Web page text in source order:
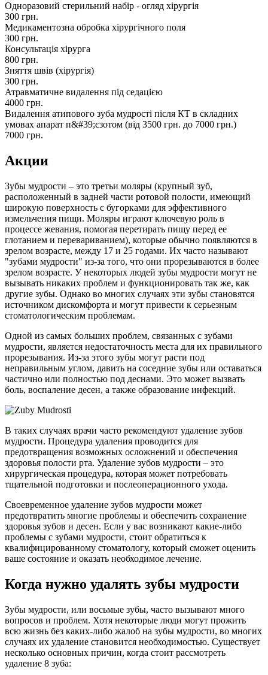
Одноразовий стерильний набір - огляд хірургія
300 грн.
Медикаментозна обробка хірургічного поля
300 грн.
Консультація хірурга
800 грн.
Зняття швів (хірургія)
300 грн.
Атравматичне видалення під седацією
4000 грн.
Видалення атипового зуба мудрості після КТ в складних
умовах апарат п&#39;єзотом (від 3500 грн. до 7000 грн.)
7000 грн.
Акции
Зубы мудрости – это третьи моляры (крупный зуб,
расположенный в задней части ротовой полости, имеющий
широкую поверхность с бугорками для эффективного
измельчения пищи. Моляры играют ключевую роль в
процессе жевания, помогая перетирать пищу перед ее
глотанием и перевариванием), которые обычно появляются в
зрелом возрасте, между 17 и 25 годами. Их часто называют
"зубами мудрости" из-за того, что они прорезываются в более
зрелом возрасте. У некоторых людей зубы мудрости могут не
вызывать никаких проблем и функционировать так же, как
другие зубы. Однако во многих случаях эти зубы становятся
источником дискомфорта и могут привести к серьезным
стоматологическим проблемам.
Одной из самых больших проблем, связанных с зубами
мудрости, является недостаточность места для их правильного
прорезывания. Из-за этого зубы могут расти под
неправильным углом, давить на соседние зубы или оставаться
частично или полностью под деснами. Это может вызвать
боль, воспаление десен, а также образование инфекций.
В таких случаях врачи часто рекомендуют удаление зубов
мудрости. Процедура удаления проводится для
предотвращения возможных осложнений и обеспечения
здоровья полости рта. Удаление зубов мудрости – это
хирургическая процедура, которая может потребовать
тщательной подготовки и послеоперационного ухода.
Своевременное удаление зубов мудрости может
предотвратить многие проблемы и обеспечить сохранение
здоровья зубов и десен. Если у вас возникают какие-либо
проблемы с зубами мудрости, стоит обратиться к
квалифицированному стоматологу, который сможет оценить
ваше состояние и оказать необходимое лечение.
Когда нужно удалять зубы мудрости
Зубы мудрости, или восьмые зубы, часто вызывают много
вопросов и проблем. Хотя некоторые люди могут прожить
всю жизнь без каких-либо жалоб на зубы мудрости, во многих
случаях их удаление становится необходимостью. Существует
несколько основных причин, когда стоит рассмотреть
удаление 8 зуба: